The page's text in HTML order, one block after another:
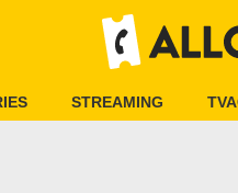
STREAMING